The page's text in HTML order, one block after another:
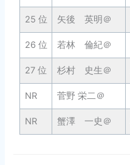
25 位 矢後 英明＠
26 位 若林 倫紀＠
27 位 杉村 史生＠
NR 菅野 栄二＠
NR 蟹澤 一史＠